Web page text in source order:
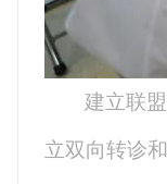
建立联
立双向转诊